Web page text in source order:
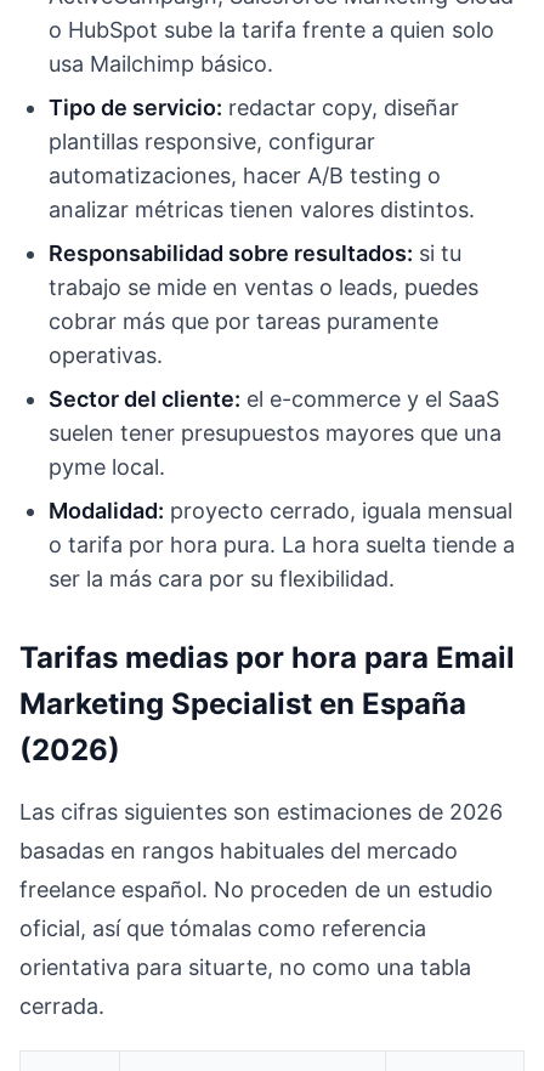
o HubSpot sube la tarifa frente a quien solo
usa Mailchimp básico.
Tipo de servicio: redactar copy, diseñar
plantillas responsive, configurar
automatizaciones, hacer A/B testing o
analizar métricas tienen valores distintos.
Responsabilidad sobre resultados: si tu
trabajo se mide en ventas o leads, puedes
cobrar más que por tareas puramente
operativas.
Sector del cliente: el e-commerce y el SaaS
suelen tener presupuestos mayores que una
pyme local.
Modalidad: proyecto cerrado, iguala mensual
o tarifa por hora pura. La hora suelta tiende a
ser la más cara por su flexibilidad.
Tarifas medias por hora para Email
Marketing Specialist en España
(2026)
Las cifras siguientes son estimaciones de 2026
basadas en rangos habituales del mercado
freelance español. No proceden de un estudio
oficial, así que tómalas como referencia
orientativa para situarte, no como una tabla
cerrada.